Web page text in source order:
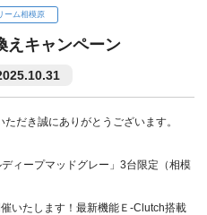
ーム相模原
えキャンペーン
だき誠にありがとうございます。
ィープマッドグレー」3台限定（相模
いたします！最新機能Ｅ-Clutch搭載